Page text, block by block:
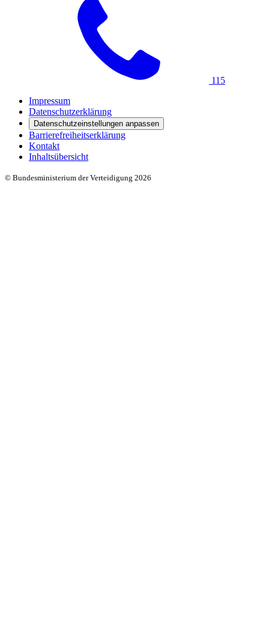
115
Impressum
Datenschutzerklärung
Datenschutzeinstellungen anpassen
Barrierefreiheitserklärung
Kontakt
Inhaltsübersicht
© Bundesministerium der Verteidigung 2026